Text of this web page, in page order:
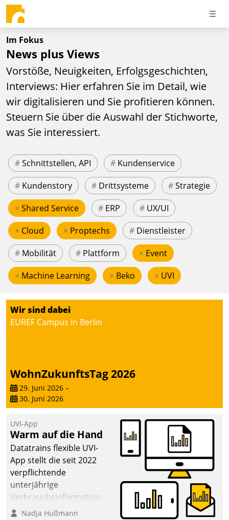
Im Fokus
News plus Views
Vorstöße, Neuigkeiten, Erfolgsgeschichten,
Interviews: Hier erfahren Sie im Detail, wie
wir digitalisieren und Sie profitieren können.
Steuern Sie über die Auswahl der Stichworte,
was Sie interessiert.
#Schnittstellen, API # Kundenservice
# Kundenstory # Drittsysteme #Strategie
× Shared Service # ERP # UX/UI
× Cloud × Proptechs # Dienstleister
# Mobilität # Plattform × Event
× Machine Learning × Beko × UVI
Wir sind dabei
EUREF Campus in Berlin
WohnZukunftsTag 2026
29. Juni 2026 –
30. Juni 2026
UVI-App
Warm auf die Hand
Datatrains flexible UVI-
App stellt die seit 2022
verpflichtende
unterjährige
Verbrauchsinformation
schnell, zuverlässig und
Nadja Hußmann